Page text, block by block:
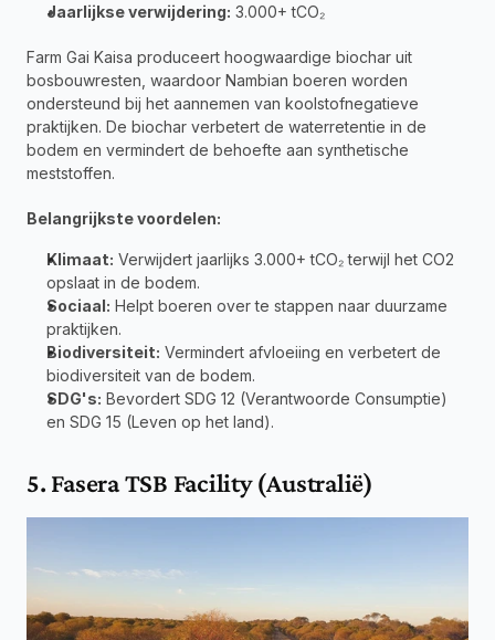
Jaarlijkse verwijdering: 3.000+ tCO₂
Farm Gai Kaisa produceert hoogwaardige biochar uit
bosbouwresten, waardoor Nambian boeren worden
ondersteund bij het aannemen van koolstofnegatieve
praktijken. De biochar verbetert de waterretentie in de
bodem en vermindert de behoefte aan synthetische
meststoffen.
Belangrijkste voordelen:
Klimaat: Verwijdert jaarlijks 3.000+ tCO₂ terwijl het CO2
opslaat in de bodem.
Sociaal: Helpt boeren over te stappen naar duurzame
praktijken.
Biodiversiteit: Vermindert afvloeiing en verbetert de
biodiversiteit van de bodem.
SDG's: Bevordert SDG 12 (Verantwoorde Consumptie)
en SDG 15 (Leven op het land).
5. Fasera TSB Facility (Australië)